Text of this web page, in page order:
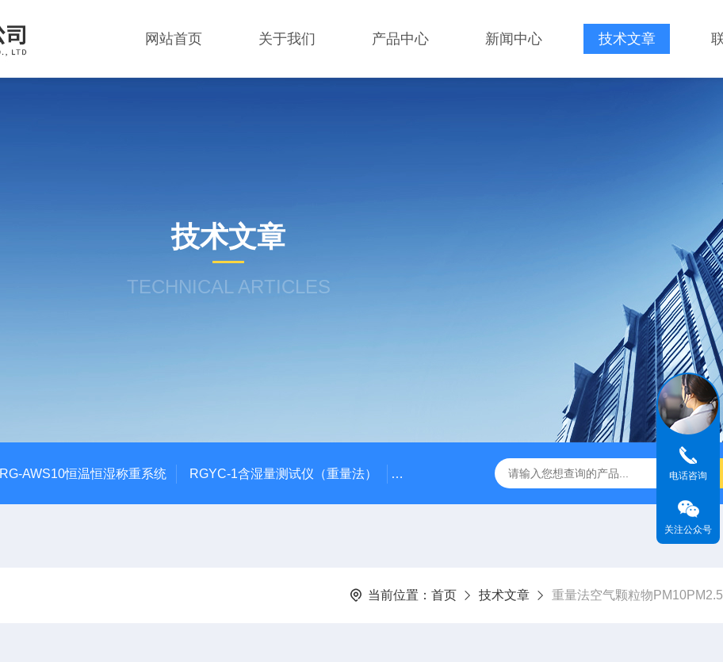
网站首页 关于我们 产品中心 新闻中心 技术文章
技术文章
TECHNICAL ARTICLES
RG-AWS10恒温恒湿称重系统 RGYC-1含湿量测试仪（重量法） RG-AWS12低浓度采样头称重系统 RGK-300容广便
当前位置： 首页 技术文章 重量法空气颗粒物
电话咨询
关注公众号